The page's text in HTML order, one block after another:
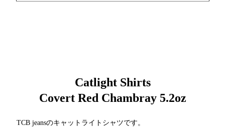
Catlight Shirts
Covert Red Chambray 5.2oz
TCB jeansのキャットライトシャツです。